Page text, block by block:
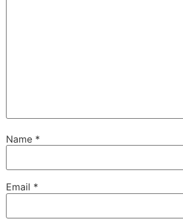
Name *
Email *